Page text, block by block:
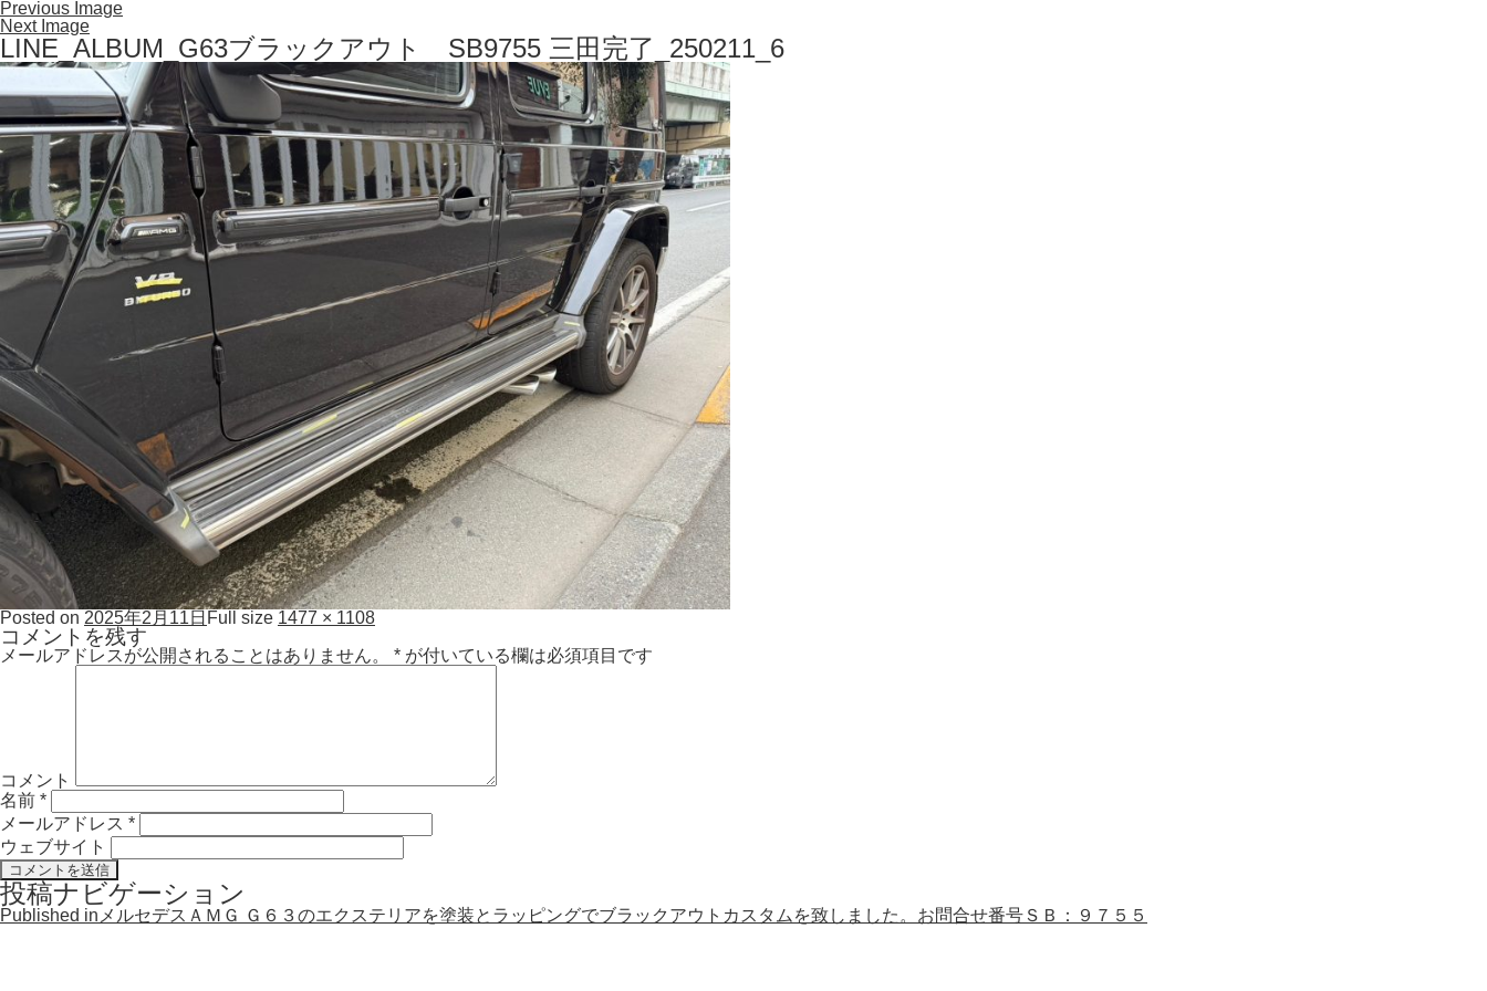
Previous Image
Next Image
LINE_ALBUM_G63ブラックアウト SB9755 三田完了_250211_6
Posted on 2025年2月11日 Full size 1477 × 1108
コメントを残す
メールアドレスが公開されることはありません。 * が付いている欄は必須項目です
コメント
名前 *
メールアドレス *
ウェブサイト
投稿ナビゲーション
Published in メルセデスＡＭＧ Ｇ６３のエクステリアを塗装とラッピングでブラックアウトカスタムを致しました。お問合せ番号ＳＢ：９７５５